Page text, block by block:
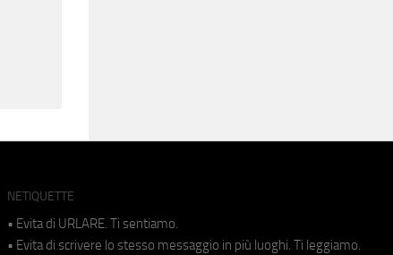
NETIQUETTE
• Evita di URLARE. Ti sentiamo.
• Evita di scrivere lo stesso messaggio in più luoghi. Ti leggiamo.